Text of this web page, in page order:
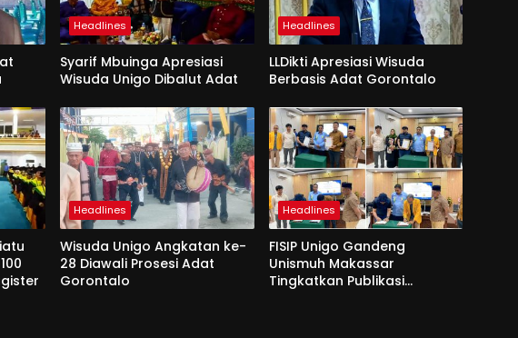
Headlines
Syarif Mbuinga Apresiasi
Wisuda Unigo Dibalut Adat
Headlines
LLDikti Apresiasi Wisuda
Berbasis Adat Gorontalo
Headlines
Wisuda Unigo Angkatan ke-
28 Diawali Prosesi Adat
Gorontalo
Headlines
FISIP Unigo Gandeng
Unismuh Makassar
Tingkatkan Publikasi